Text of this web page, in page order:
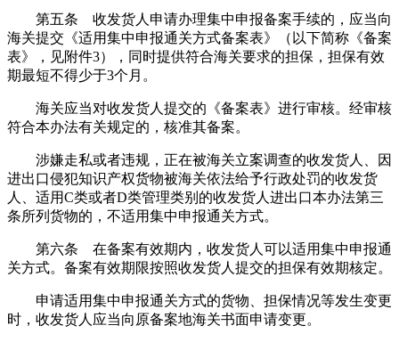
第五条 收发货人申请办理集中申报备案手续的，应当向
海关提交《适用集中申报通关方式备案表》（以下简称《备案
表》，见附件3），同时提供符合海关要求的担保，担保有效
期最短不得少于3个月。
海关应当对收发货人提交的《备案表》进行审核。经审核
符合本办法有关规定的，核准其备案。
涉嫌走私或者违规，正在被海关立案调查的收发货人、因
进出口侵犯知识产权货物被海关依法给予行政处罚的收发货
人、适用C类或者D类管理类别的收发货人进出口本办法第三
条所列货物的，不适用集中申报通关方式。
第六条 在备案有效期内，收发货人可以适用集中申报通
关方式。备案有效期限按照收发货人提交的担保有效期核定。
申请适用集中申报通关方式的货物、担保情况等发生变更
时，收发货人应当向原备案地海关书面申请变更。